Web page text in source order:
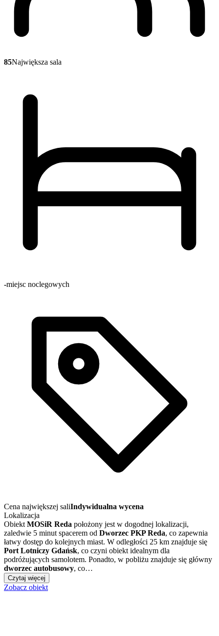
85Największa sala
-miejsc noclegowych
Cena największej saliIndywidualna wycena
Lokalizacja
Obiekt MOSiR Reda położony jest w dogodnej lokalizacji,
zaledwie 5 minut spacerem od Dworzec PKP Reda, co zapewnia
łatwy dostęp do kolejnych miast. W odległości 25 km znajduje się
Port Lotniczy Gdańsk, co czyni obiekt idealnym dla
podróżujących samolotem. Ponadto, w pobliżu znajduje się główny
dworzec autobusowy, co…
Czytaj więcej
Zobacz obiekt